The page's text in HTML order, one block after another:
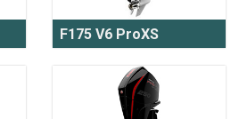
F175 V6 ProXS